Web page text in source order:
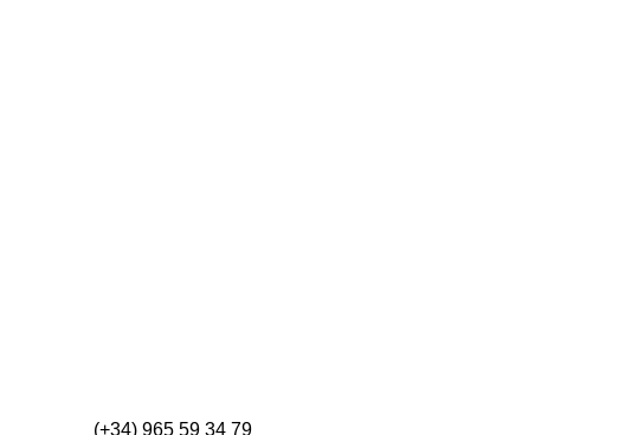
(+34) 965 59 34 79